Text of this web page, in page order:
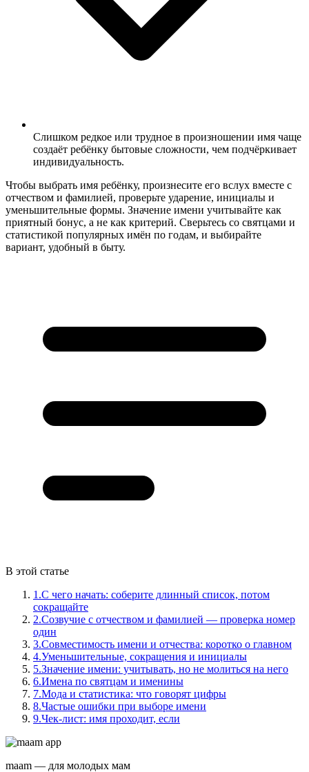
Слишком редкое или трудное в произношении имя чаще
создаёт ребёнку бытовые сложности, чем подчёркивает
индивидуальность.
Чтобы выбрать имя ребёнку, произнесите его вслух вместе с
отчеством и фамилией, проверьте ударение, инициалы и
уменьшительные формы. Значение имени учитывайте как
приятный бонус, а не как критерий. Сверьтесь со святцами и
статистикой популярных имён по годам, и выбирайте
вариант, удобный в быту.
В этой статье
1.С чего начать: соберите длинный список, потом
сокращайте
2.Созвучие с отчеством и фамилией — проверка номер
один
3.Совместимость имени и отчества: коротко о главном
4.Уменьшительные, сокращения и инициалы
5.Значение имени: учитывать, но не молиться на него
6.Имена по святцам и именины
7.Мода и статистика: что говорят цифры
8.Частые ошибки при выборе имени
9.Чек-лист: имя проходит, если
maam — для молодых мам